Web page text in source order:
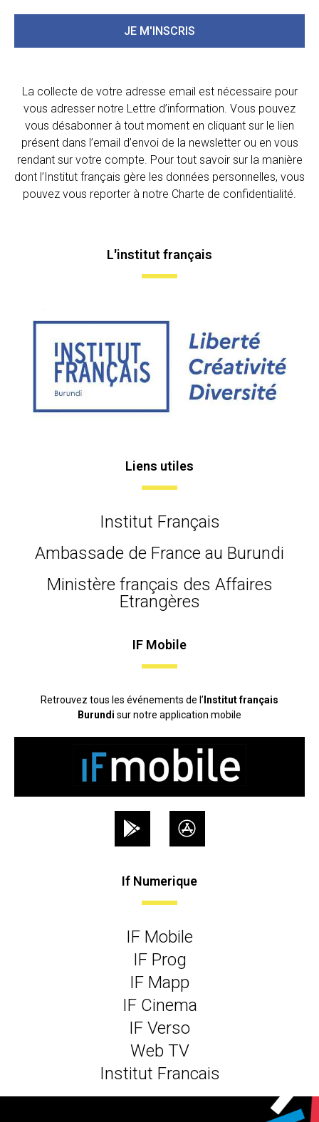
JE M'INSCRIS
La collecte de votre adresse email est nécessaire pour
vous adresser notre Lettre d’information. Vous pouvez
vous désabonner à tout moment en cliquant sur le lien
présent dans l’email d’envoi de la newsletter ou en vous
rendant sur votre compte. Pour tout savoir sur la manière
dont l’Institut français gère les données personnelles, vous
pouvez vous reporter à notre Charte de confidentialité.
L'institut français
Liens utiles
Institut Français
Ambassade de France au Burundi
Ministère français des Affaires
Etrangères
IF Mobile
Retrouvez tous les événements de l’Institut français
Burundi sur notre application mobile
If Numerique
IF Mobile
IF Prog
IF Mapp
IF Cinema
IF Verso
Web TV
Institut Francais